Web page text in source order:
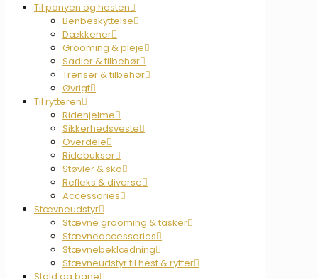
Til ponyen og hesten
Benbeskyttelse
Dækkener
Grooming & pleje
Sadler & tilbehør
Trenser & tilbehør
Øvrigt
Til rytteren
Ridehjelme
Sikkerhedsveste
Overdele
Ridebukser
Støvler & sko
Refleks & diverse
Accessories
Stævneudstyr
Stævne grooming & tasker
Stævneaccessories
Stævnebeklædning
Stævneudstyr til hest & rytter